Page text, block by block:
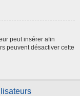
peut insérer afin
peuvent désactiver cette